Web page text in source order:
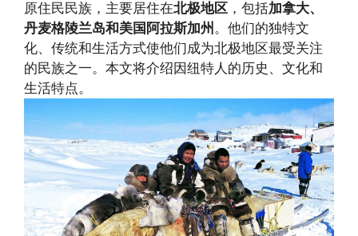
原住民民族，主要居住在北极地区 ，包括加拿大、
丹麦格陵兰岛和美国阿拉斯加州 。他们的独特文
化、传统和生活方式使他们成为北极地区最受关注
的民族之一。本文将介绍因纽特人的历史、文化和
生活特点。